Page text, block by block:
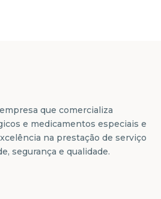
que comercializa
e medicamentos especiais e
na prestação de serviço
segurança e qualidade.